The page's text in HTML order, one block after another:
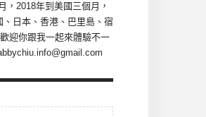
，2018年到美國三個月，
日本、香港、巴里島、宿
迎你跟我一起來體驗不一